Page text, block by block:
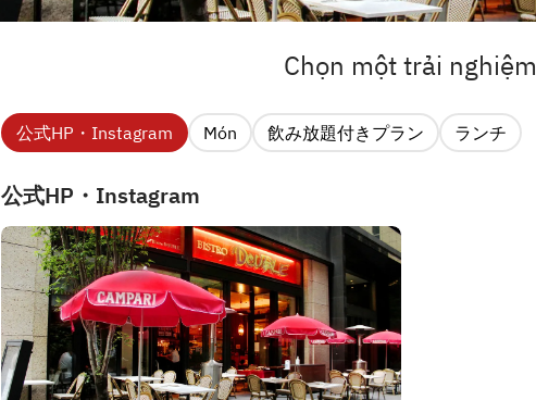
Chọn một trải nghiệm
公式HP・Instagram Món 飲み放題付きプラン ランチ
公式HP・Instagram